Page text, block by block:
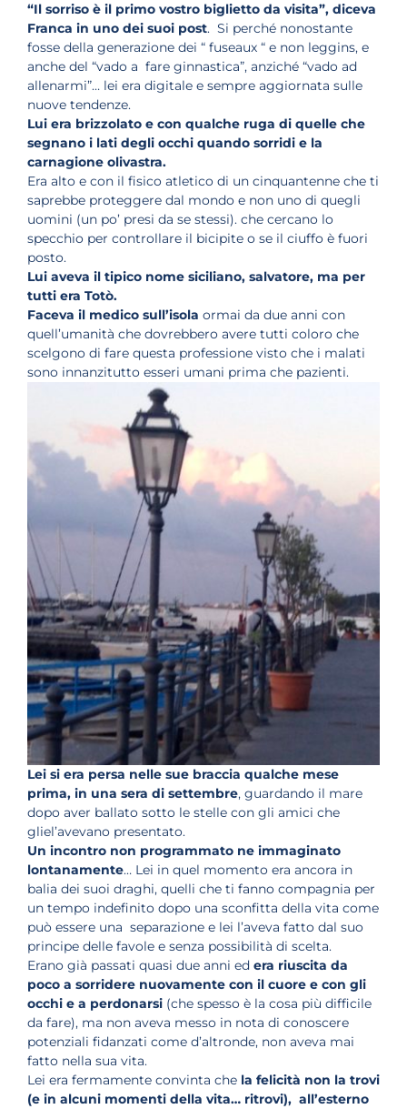
“Il sorriso è il primo vostro biglietto da visita”, diceva
Franca in uno dei suoi post. Si perché nonostante
fosse della generazione dei “ fuseaux “ e non leggins, e
anche del “vado a fare ginnastica”, anziché “vado ad
allenarmi”… lei era digitale e sempre aggiornata sulle
nuove tendenze.
Lui era brizzolato e con qualche ruga di quelle che
segnano i lati degli occhi quando sorridi e la
carnagione olivastra.
Era alto e con il fisico atletico di un cinquantenne che ti
saprebbe proteggere dal mondo e non uno di quegli
uomini (un po’ presi da se stessi). che cercano lo
specchio per controllare il bicipite o se il ciuffo è fuori
posto.
Lui aveva il tipico nome siciliano, salvatore, ma per
tutti era Totò.
Faceva il medico sull’isola ormai da due anni con
quell’umanità che dovrebbero avere tutti coloro che
scelgono di fare questa professione visto che i malati
sono innanzitutto esseri umani prima che pazienti.
Lei si era persa nelle sue braccia qualche mese
prima, in una sera di settembre, guardando il mare
dopo aver ballato sotto le stelle con gli amici che
gliel’avevano presentato.
Un incontro non programmato ne immaginato
lontanamente… Lei in quel momento era ancora in
balia dei suoi draghi, quelli che ti fanno compagnia per
un tempo indefinito dopo una sconfitta della vita come
può essere una separazione e lei l’aveva fatto dal suo
principe delle favole e senza possibilità di scelta.
Erano già passati quasi due anni ed era riuscita da
poco a sorridere nuovamente con il cuore e con gli
occhi e a perdonarsi (che spesso è la cosa più difficile
da fare), ma non aveva messo in nota di conoscere
potenziali fidanzati come d’altronde, non aveva mai
fatto nella sua vita.
Lei era fermamente convinta che la felicità non la trovi
(e in alcuni momenti della vita… ritrovi), all’esterno